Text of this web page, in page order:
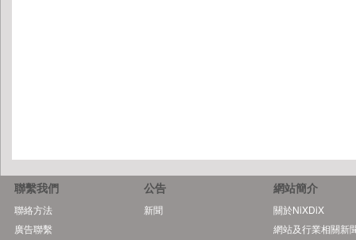
聯繫我們
聯絡方法
廣告聯繫
公告
新聞
網站簡介
關於NiXDiX
網站及行業相關新